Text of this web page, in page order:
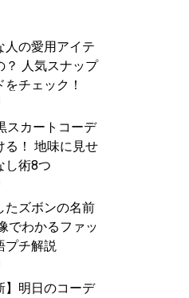
人の愛用アイテ
？ 人気スナップ
チェック！
30日号）
スカートコーデ
る！ 地味に見せ
し術8つ
たズボンの名前
でわかるファッ
プチ解説
】明日のコーデ